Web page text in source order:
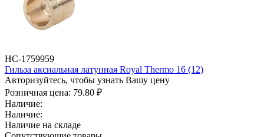
НС-1759959
Гильза аксиальная латунная Royal Thermo 16 (12)
Авторизуйтесь, чтобы узнать Вашу цену
Розничная цена: 79.80 ₽
Наличие:
Наличие:
Наличие на складе